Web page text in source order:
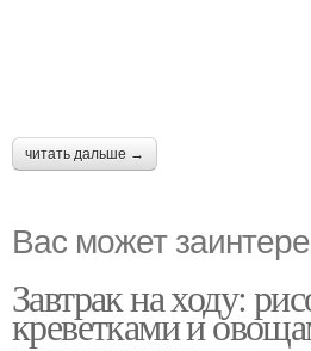
читать дальше →
Вас может
Завтрак на ходу:
креветками и